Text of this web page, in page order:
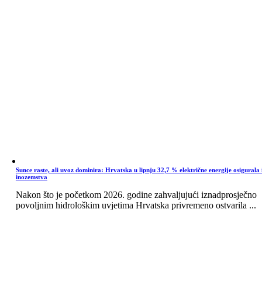
Sunce raste, ali uvoz dominira: Hrvatska u lipnju 32,7 % električne energije osigurala
inozemstva
Nakon što je početkom 2026. godine zahvaljujući iznadprosječno
povoljnim hidrološkim uvjetima Hrvatska privremeno ostvarila ...